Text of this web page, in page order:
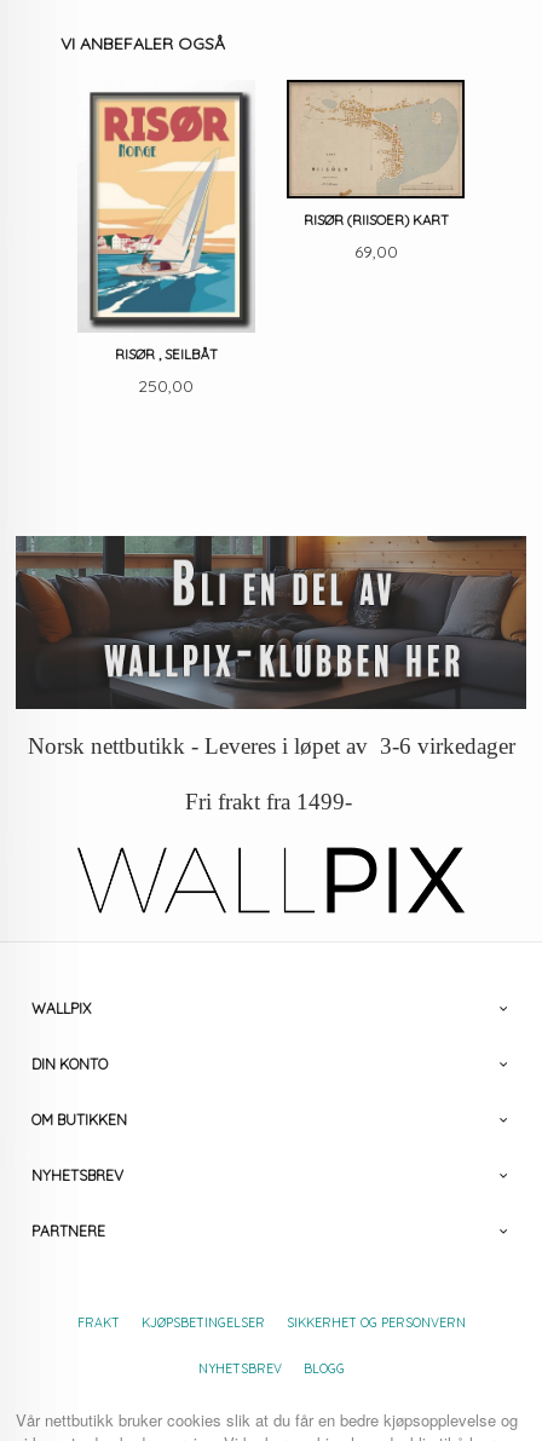
VI ANBEFALER OGSÅ
RISØR , SEILBÅT
Pris
250,00
RISØR (RIISOER) KART
Pris
69,00
Norsk nettbutikk - Leveres i løpet av 3-6 virkedager
Fri frakt fra 1499-
WALLPIX
DIN KONTO
OM BUTIKKEN
NYHETSBREV
PARTNERE
FRAKT KJØPSBETINGELSER SIKKERHET OG PERSONVERN
NYHETSBREV BLOGG
Vår nettbutikk bruker cookies slik at du får en bedre kjøpsopplevelse og